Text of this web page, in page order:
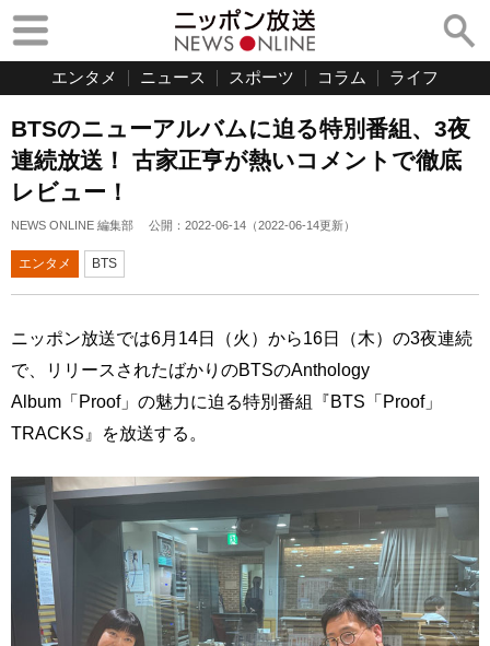
エンタメ ニュース スポーツ コラム ライフ
BTSのニューアルバムに迫る特別番組、3夜
連続放送！ 古家正亨が熱いコメントで徹底
レビュー！
NEWS ONLINE 編集部 公開： 2022-06-14 （2022-06-14更新）
エンタメ BTS
ニッポン放送では6月14日（火）から16日（木）の3夜連続
で、リリースされたばかりのBTSのAnthology
Album「Proof」の魅力に迫る特別番組『BTS「Proof」
TRACKS』を放送する。